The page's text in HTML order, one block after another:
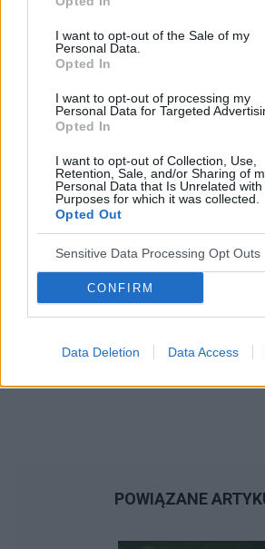
I want to opt-out of the Sale of my
Personal Data.
Opted In
I want to opt-out of processing my
Personal Data for Targeted
Opted In
I want to opt-out of Collection, Use,
Retention, Sale, and/or Sharing of
Personal Data that Is Unrelated
Purposes for which it was collected.
Opted Out
Sensitive Data Processing Opt Outs
CONFIRM
Data Deletion Data Access
Wzięłam o 10:30 tabletkę anty a
Nie dopatrzyłam się tego że nie
tabletek anty razem z ellaone.
przez 5 dni i miałam w tym
upływie 5 dni wróciłam do anty,
ciążowy i jedna kreska. Jestem
tabletce antykoncepcyjnej a
stosunek bez zabezpieczenia.
brzmi, czy powinnam przez ten
to tylko z zabezpieczaniem? Czy
bezpieczna od ciąży? Czy może
w tym przypadku ponowne
dzień po
Tematy ciąża
dziecko zapłodnienie
POWIĄZANE